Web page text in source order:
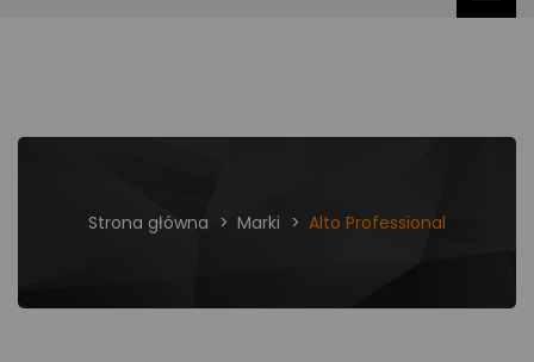
Strona główna Marki Alto Professional